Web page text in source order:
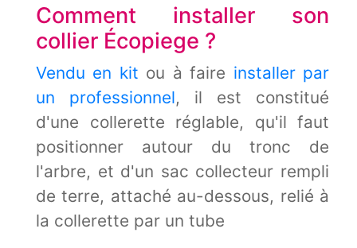
Comment installer son
collier Écopiege ?
Vendu en kit ou à faire installer par
un professionnel, il est constitué
d'une collerette réglable, qu'il faut
positionner autour du tronc de
l'arbre, et d'un sac collecteur rempli
de terre, attaché au-dessous, relié à
la collerette par un tube